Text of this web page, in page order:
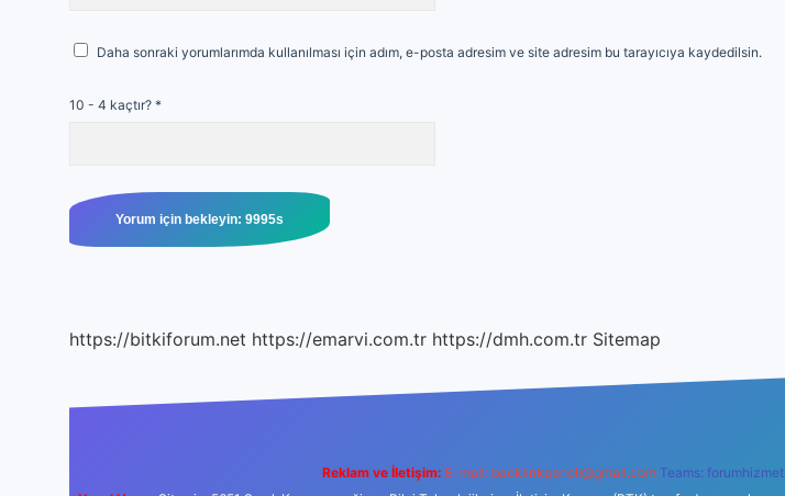
Daha sonraki yorumlarımda kullanılması için adım, e-posta adresim ve site adresim bu tarayıcıya kaydedilsin.
10 - 4 kaçtır? *
https://bitkiforum.net https://emarvi.com.tr https://dmh.com.tr Sitemap
Reklam ve İletişim: E-mail: backlinkpaneli@gmail.com Teams: